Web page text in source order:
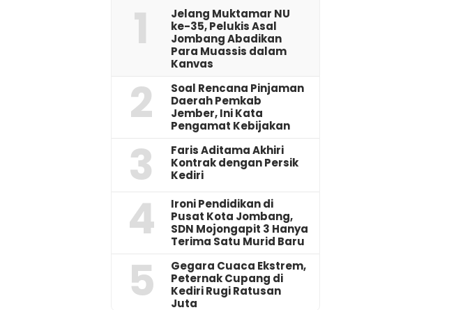
1
Jelang Muktamar NU
ke-35, Pelukis Asal
Jombang Abadikan
Para Muassis dalam
Kanvas
2
‎Soal Rencana Pinjaman
Daerah Pemkab
Jember, Ini Kata
Pengamat Kebijakan ‎
3
Faris Aditama Akhiri
Kontrak dengan Persik
Kediri
4
Ironi Pendidikan di
Pusat Kota Jombang,
SDN Mojongapit 3 Hanya
Terima Satu Murid Baru
5
‎Gegara Cuaca Ekstrem,
Peternak Cupang di
Kediri Rugi Ratusan
Juta